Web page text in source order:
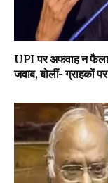
UPI पर अफवाह न
जवाब, बोलीं- ग्राहकों